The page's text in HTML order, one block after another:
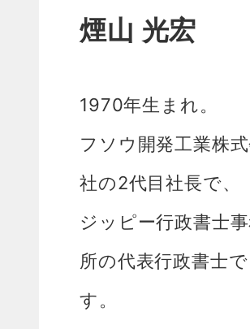
煙山 光宏
1970年生まれ。
フソウ開発工業株
社の2代目社長で、
ジッピー行政書士
所の代表行政書士で
す。